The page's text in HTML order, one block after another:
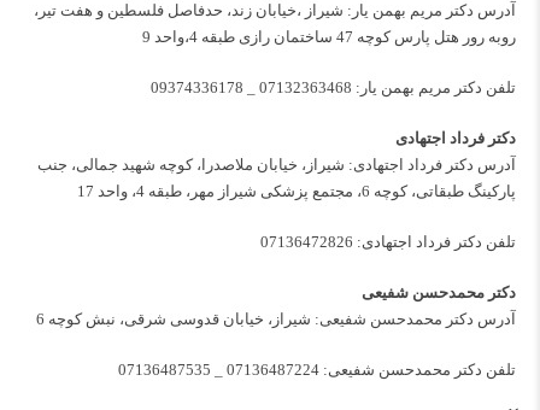
آدرس دکتر مریم بهمن یار: شیراز ،خیابان زند، حدفاصل فلسطین و هفت تیر،
روبه رور هتل پارس کوچه 47 ساختمان رازی طبقه 4،واحد 9
تلفن دکتر مریم بهمن یار: 07132363468
09374336178
دکتر فرداد اجتهادی
آدرس دکتر فرداد اجتهادی: شیراز، خیابان ملاصدرا، کوچه شهید جمالی، جنب
پارکینگ طبقاتی، کوچه 6، مجتمع پزشکی شیراز مهر، طبقه 4، واحد 17
تلفن دکتر فرداد اجتهادی: 07136472826
دکتر محمدحسن شفیعی
آدرس دکتر محمدحسن شفیعی: شیراز، خیابان قدوسی شرقی، نبش کوچه 6
تلفن دکتر محمدحسن شفیعی: 07136487224
07136487535